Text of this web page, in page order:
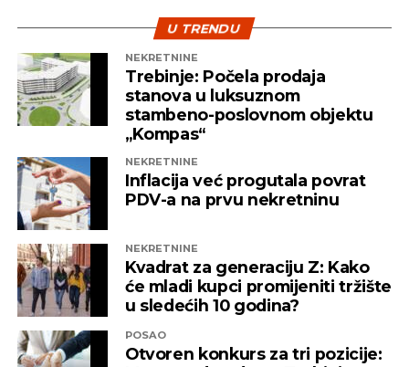
U TRENDU
NEKRETNINE
Trebinje: Počela prodaja
stanova u luksuznom
stambeno-poslovnom objektu
„Kompas“
NEKRETNINE
Inflacija već progutala povrat
PDV-a na prvu nekretninu
NEKRETNINE
Kvadrat za generaciju Z: Kako
će mladi kupci promijeniti tržište
u sledećih 10 godina?
POSAO
Otvoren konkurs za tri pozicije: